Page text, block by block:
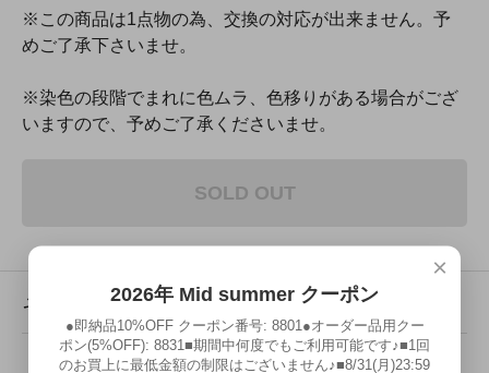
※この商品は1点物の為、交換の対応が出来ません。予
めご了承下さいませ。
※染色の段階でまれに色ムラ、色移りがある場合がござ
いますので、予めご了承くださいませ。
SOLD OUT
その他の詳細情報
販売価格 3,400円(内税)
×
2026年 Mid summer クーポン
●即納品10%OFF クーポン番号: 8801●オーダー品用クー
ポン(5%OFF): 8831■期間中何度でもご利用可能です♪■1回
のお買上に最低金額の制限はございません♪■8/31(月)23:59